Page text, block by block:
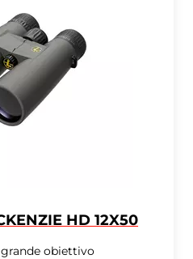
HD 12X50
obiettivo